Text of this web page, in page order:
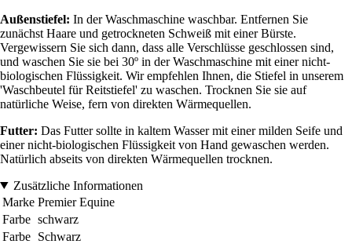
Außenstiefel: In der Waschmaschine waschbar. Entfernen Sie
zunächst Haare und getrockneten Schweiß mit einer Bürste.
Vergewissern Sie sich dann, dass alle Verschlüsse geschlossen sind,
und waschen Sie sie bei 30º in der Waschmaschine mit einer nicht-
biologischen Flüssigkeit. Wir empfehlen Ihnen, die Stiefel in unserem
'Waschbeutel für Reitstiefel' zu waschen. Trocknen Sie sie auf
natürliche Weise, fern von direkten Wärmequellen.
Futter: Das Futter sollte in kaltem Wasser mit einer milden Seife und
einer nicht-biologischen Flüssigkeit von Hand gewaschen werden.
Natürlich abseits von direkten Wärmequellen trocknen.
Zusätzliche Informationen
Marke Premier Equine
Farbe schwarz
Farbe Schwarz